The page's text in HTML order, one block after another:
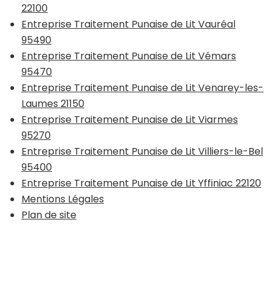
22100
Entreprise Traitement Punaise de Lit Vauréal
95490
Entreprise Traitement Punaise de Lit Vémars
95470
Entreprise Traitement Punaise de Lit Venarey-les-
Laumes 21150
Entreprise Traitement Punaise de Lit Viarmes
95270
Entreprise Traitement Punaise de Lit Villiers-le-Bel
95400
Entreprise Traitement Punaise de Lit Yffiniac 22120
Mentions Légales
Plan de site